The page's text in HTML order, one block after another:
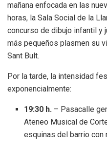
mañana enfocada en las
horas, la Sala Social de la
concurso de dibujo infantil y
más pequeños plasmen su
Sant Bult.
Por la tarde, la intensidad
exponencialmente:
19:30 h. – Pasacalle
Ateneo Musical de
esquinas del barrio con